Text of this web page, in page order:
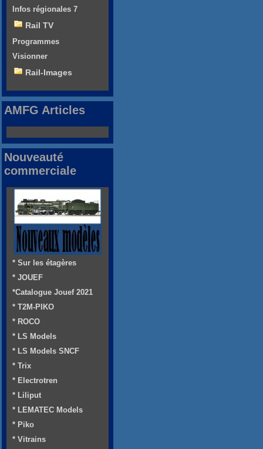
Infos régionales 7
Rail TV
Programmes
Visionner
Rail-Images
AMFG Articles
Nouveauté
commerciale
* Sur les étagères
* JOUEF
*Catalogue Jouef 2021
* T2M-PIKO
* ROCO
* LS Models
* LS Models SNCF
* Trix
* Electrotren
* Liliput
* LEMATEC Models
* Piko
* Vitrains